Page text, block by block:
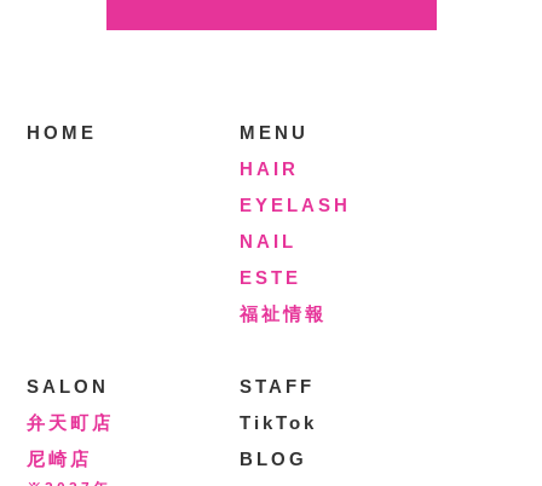
HOME
MENU
HAIR
EYELASH
NAIL
ESTE
福祉情報
SALON
弁天町店
尼崎店
STAFF
TikTok
BLOG